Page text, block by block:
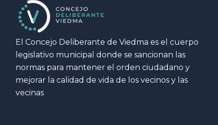
El Concejo Deliberante de Viedma es el cuerpo
legislativo municipal donde se sancionan las
normas para mantener el orden ciudadano y
mejorar la calidad de vida de los vecinos y las
vecinas